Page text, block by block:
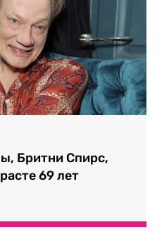
Бритни Спирс,
69 лет